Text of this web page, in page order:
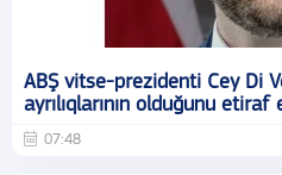
ABŞ vitse-prezidenti Cey Di
ayrılıqlarının olduğunu etiraf
07:48